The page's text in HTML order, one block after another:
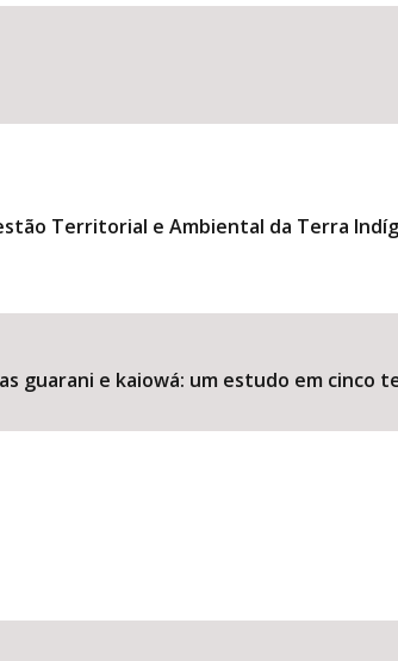
Territorial e Ambiental da Terra
guarani e kaiowá: um estudo em cinco